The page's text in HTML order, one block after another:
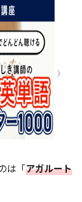
は「アガルート